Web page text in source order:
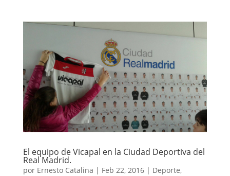
El equipo de Vicapal en la Ciudad Deportiva del
Real Madrid.
por Ernesto Catalina | Feb 22, 2016| Deporte,